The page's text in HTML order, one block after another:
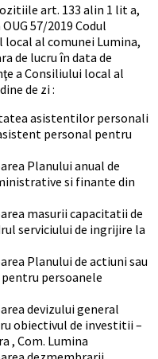
art. 133 alin 1 lit a,
57/2019 Codul
local al comunei Lumina,
de lucru în data de
a Consiliului local al
de zi :
asistentilor personali
personal pentru
Planului anual de
si finante din
masurii capacitatii de
serviciului de ingrijire la
Planului de actiuni sau
persoanele
devizului general
obiectivul de investitii –
, Com. Lumina